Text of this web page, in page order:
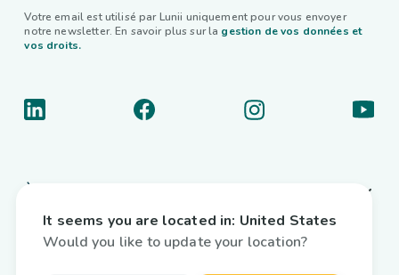
Votre email est utilisé par Lunii uniquement pour vous envoyer
notre newsletter. En savoir plus sur la gestion de vos données et
vos droits.
Liens utiles
It seems you are located in: United States
Would you like to update your location?